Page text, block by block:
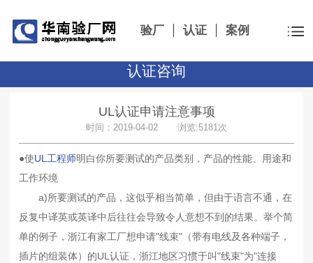
验厂 认证 案例
认证咨询
UL认证申请注意事项
时间：2019-04-02 浏览:5181次
●使UL工程师明白你所要测试的产品类别，产品的性能、用途和
工作环境
a)所要测试的产品，这似乎相当简单，但由于语言不通，在
反复中译英或英译中后往往会导致令人意想不到的结果。举个简
单的例子，浙江有家工厂想申请"线束"（带有电线及各种端子，
插片的组装体）的UL认证，浙江地区习惯于叫"线束"为"连接